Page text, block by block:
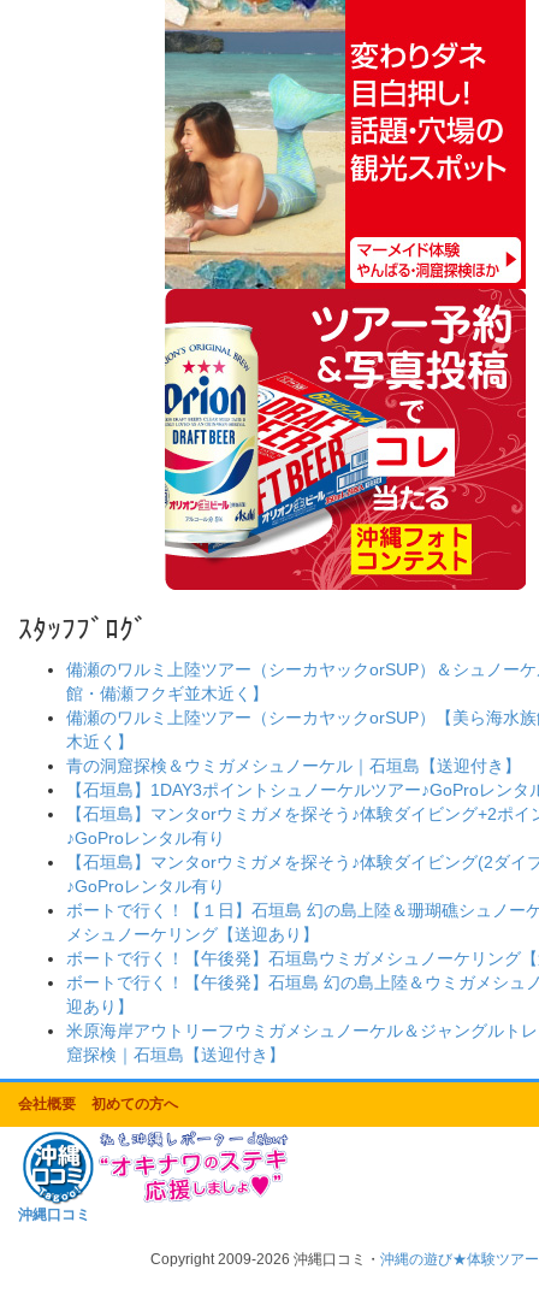
ｽﾀｯﾌﾌﾞﾛｸﾞ
備瀬のワルミ上陸ツアー（シーカヤックorSUP）＆シュノー
館・備瀬フクギ並木近く】
備瀬のワルミ上陸ツアー（シーカヤックorSUP）【美ら海水
木近く】
青の洞窟探検＆ウミガメシュノーケル｜石垣島【送迎付き】
【石垣島】1DAY3ポイントシュノーケルツアー♪GoProレンタ
【石垣島】マンタorウミガメを探そう♪体験ダイビング+2ポイ
♪GoProレンタル有り
【石垣島】マンタorウミガメを探そう♪体験ダイビング(2ダイ
♪GoProレンタル有り
ボートで行く！【１日】石垣島 幻の島上陸＆珊瑚礁シュノー
メシュノーケリング【送迎あり】
ボートで行く！【午後発】石垣島ウミガメシュノーケリング
ボートで行く！【午後発】石垣島 幻の島上陸＆ウミガメシュ
迎あり】
米原海岸アウトリーフウミガメシュノーケル＆ジャングルト
窟探検｜石垣島【送迎付き】
会社概要 初めての方へ
沖縄口コミ
Copyright 2009-2026 沖縄口コミ・沖縄の遊び★体験ツアー